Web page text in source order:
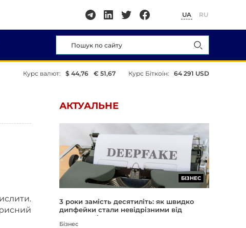
UA RU
Курс валют: $ 44,76 € 51,67 Курс Біткоїн: 64 291 USD
АКТУАЛЬНЕ
БІЗНЕС
3 роки замість десятиліть: як швидко
дипфейки стали невідрізними від
реальності
Бізнес